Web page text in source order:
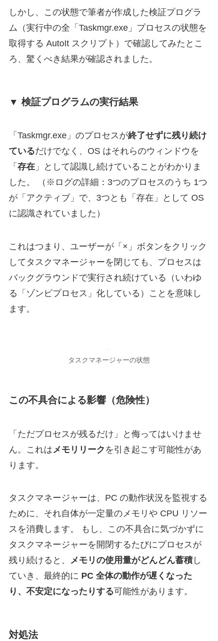
しかし、この状態で筆者が作成した検証プログラ
ム（実行中の全「Taskmgr.exe」プロセスの状態を
取得する AutoIt スクリプト）で確認してみたとこ
ろ、驚くべき結果が確認されました。
▼ 検証プログラムの実行結果
「Taskmgr.exe」のプロセスが終了せずに残り続け
ているだけでなく、OS はそれらのウィンドウを
「 存在」として認識し続けていることがわかりま
した。 （※ログの詳細：3つのプロセスのうち 1つ
が「アクティブ」で、3つとも「存在」として OS
に認識されていました）
これはつまり、ユーザーが「×」ボタンをクリック
してタスクマネージャーを閉じても、プロセスは
バックグラウンドで実行され続けている（いわゆ
る「ゾンビプロセス」化している）ことを意味し
ます。
タスクマネージャーの状態
この不具合による影響（危険性）
「ただプロセスが残るだけ」と侮ってはいけませ
ん。これは メモリリーク を引き起こす可能性があ
ります。
タスクマネージャーは、PC の動作状況を監視する
ために、それ自体が一定量のメモリや CPU リソー
スを消費します。 もし、この不具合に気づかずに
タスクマネージャーを開閉するたびにプロセスが
残り続けると、 メモリの使用量がどんどん蓄積し
ていき、最終的に PC 全体の動作が遅くなった
り、不安定になったりする可能性があります。
対処法